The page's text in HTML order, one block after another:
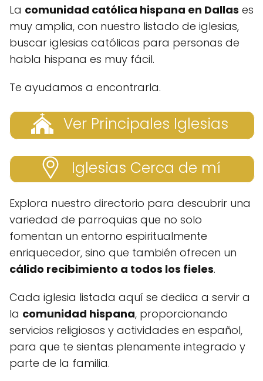
La comunidad católica hispana en Dallas es
muy amplia, con nuestro listado de iglesias,
buscar iglesias católicas para personas de
habla hispana es muy fácil.
Te ayudamos a encontrarla.
Ver Principales Iglesias
Iglesias Cerca de mí
Explora nuestro directorio para descubrir una
variedad de parroquias que no solo
fomentan un entorno espiritualmente
enriquecedor, sino que también ofrecen un
cálido recibimiento a todos los fieles.
Cada iglesia listada aquí se dedica a servir a
la comunidad hispana, proporcionando
servicios religiosos y actividades en español,
para que te sientas plenamente integrado y
parte de la familia.